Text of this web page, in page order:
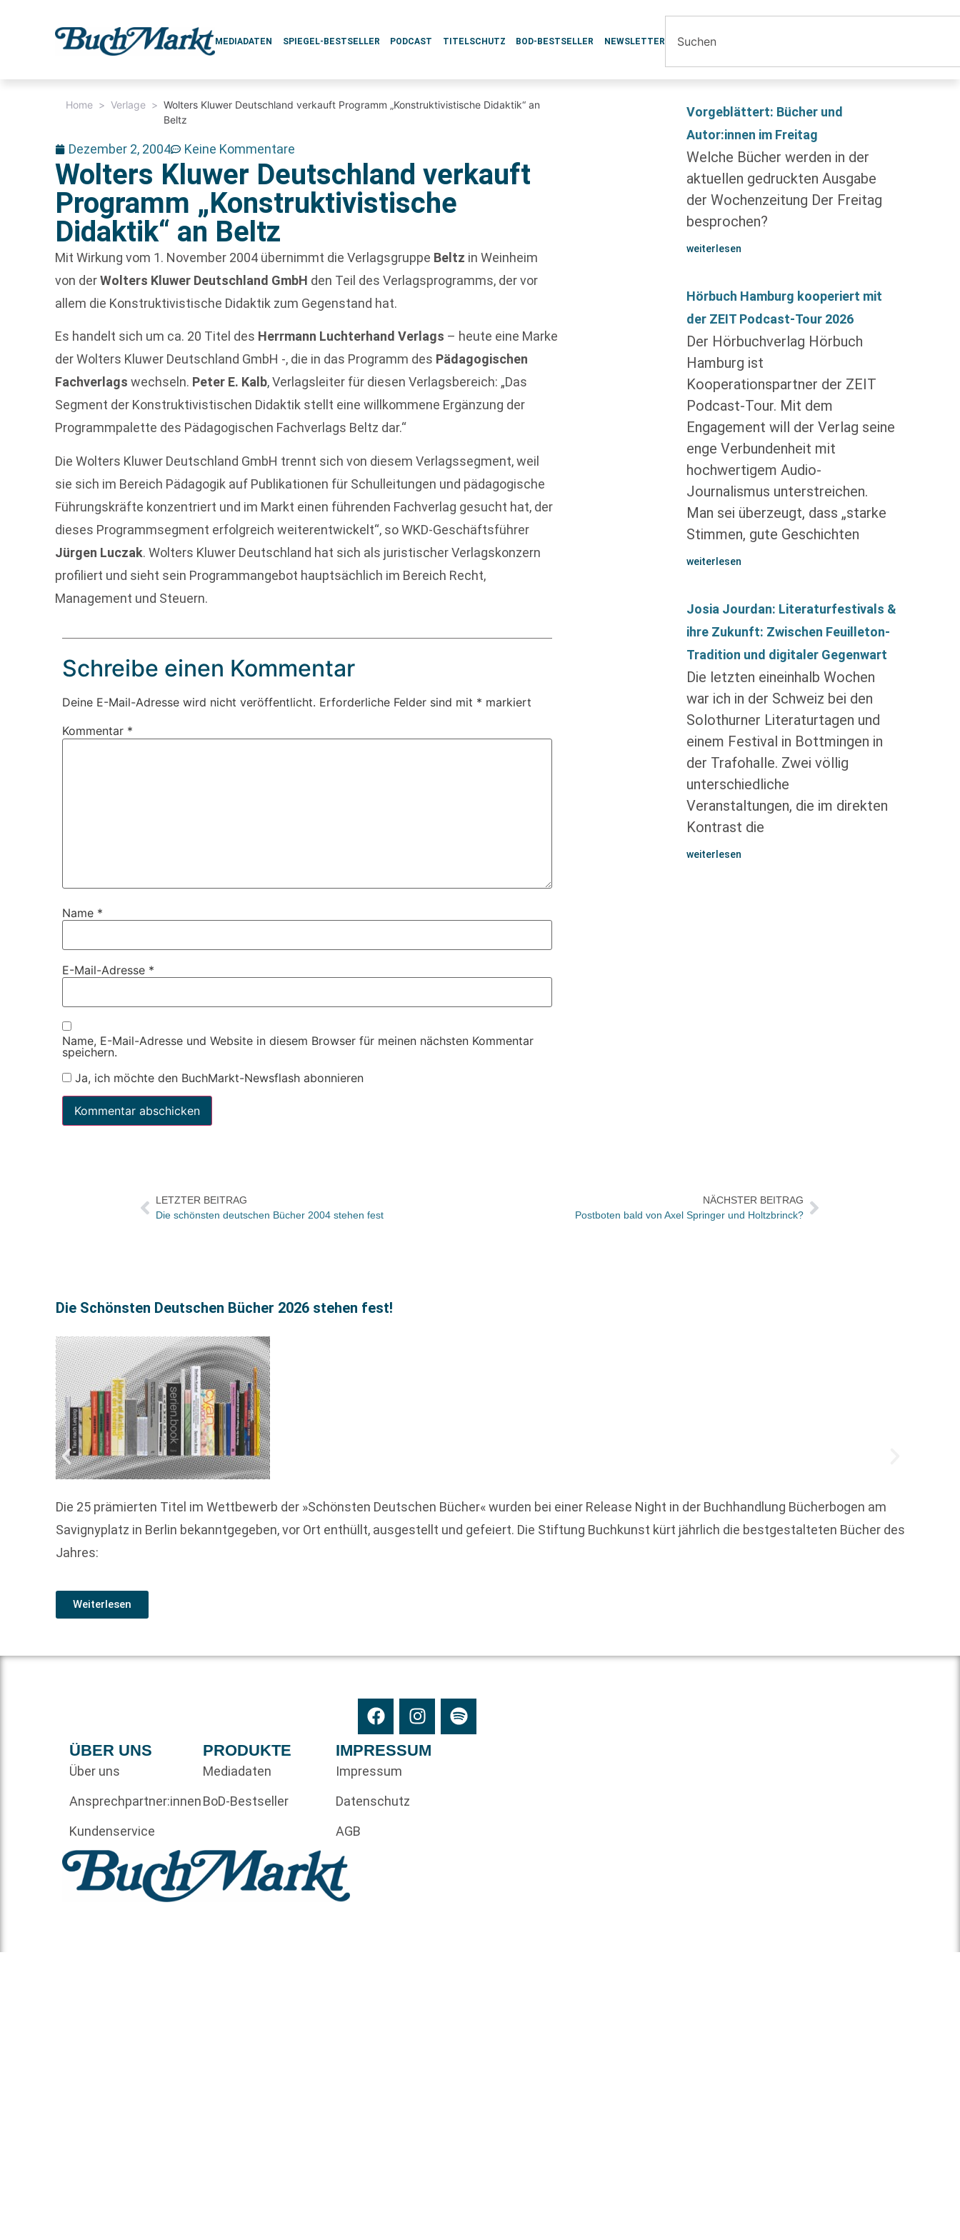
MEDIADATEN SPIEGEL-BESTSELLER PODCAST TITELSCHUTZ BOD-BESTSELLER NEWSLETTER
Home > Verlage > Wolters Kluwer Deutschland verkauft Programm „Konstruktivistische Didaktik“ an
Beltz
Dezember 2, 2004 Keine Kommentare
Wolters Kluwer Deutschland verkauft
Programm „Konstruktivistische
Didaktik“ an Beltz
Mit Wirkung vom 1. November 2004 übernimmt die Verlagsgruppe Beltz in Weinheim
von derWolters Kluwer Deutschland GmbH den Teil des Verlagsprogramms, der vor
allem die Konstruktivistische Didaktik zum Gegenstand hat.
Es handelt sich um ca. 20 Titel des Herrmann Luchterhand Verlags – heute eine Marke
der Wolters Kluwer Deutschland GmbH -, die in das Programm des Pädagogischen
Fachverlagswechseln. Peter E. Kalb, Verlagsleiter für diesen Verlagsbereich: „Das
Segment der Konstruktivistischen Didaktik stellt eine willkommene Ergänzung der
Programmpalette des Pädagogischen Fachverlags Beltz dar.“
Die Wolters Kluwer Deutschland GmbH trennt sich von diesem Verlagssegment, weil
sie sich im Bereich Pädagogik auf Publikationen für Schulleitungen und pädagogische
Führungskräfte konzentriert und im Markt einen führenden Fachverlag gesucht hat, der
dieses Programmsegment erfolgreich weiterentwickelt“, so WKD-Geschäftsführer
Jürgen Luczak. Wolters Kluwer Deutschland hat sich als juristischer Verlagskonzern
profiliert und sieht sein Programmangebot hauptsächlich im Bereich Recht,
Management und Steuern.
Schreibe einen Kommentar
Deine E-Mail-Adresse wird nicht veröffentlicht. Erforderliche Felder sind mit * markiert
Kommentar *
Name *
E-Mail-Adresse *
Name, E-Mail-Adresse und Website in diesem Browser für meinen nächsten Kommentar
speichern.
Ja, ich möchte den BuchMarkt-Newsflash abonnieren
Vorgeblättert: Bücher und
Autor:innen im Freitag
Welche Bücher werden in der
aktuellen gedruckten Ausgabe
der Wochenzeitung Der Freitag
besprochen?
weiterlesen
Hörbuch Hamburg kooperiert mit
der ZEIT Podcast-Tour 2026
Der Hörbuchverlag Hörbuch
Hamburg ist
Kooperationspartner der ZEIT
Podcast-Tour. Mit dem
Engagement will der Verlag seine
enge Verbundenheit mit
hochwertigem Audio-
Journalismus unterstreichen.
Man sei überzeugt, dass „starke
Stimmen, gute Geschichten
weiterlesen
Josia Jourdan: Literaturfestivals &
ihre Zukunft: Zwischen Feuilleton-
Tradition und digitaler Gegenwart
Die letzten eineinhalb Wochen
war ich in der Schweiz bei den
Solothurner Literaturtagen und
einem Festival in Bottmingen in
der Trafohalle. Zwei völlig
unterschiedliche
Veranstaltungen, die im direkten
Kontrast die
weiterlesen
LETZTER BEITRAG
Die schönsten deutschen Bücher 2004 stehen fest
NÄCHSTER BEITRAG
Postboten bald von Axel Springer und Holtzbrinck?
Die Schönsten Deutschen Bücher 2026 stehen fest!
Die 25 prämierten Titel im Wettbewerb der »Schönsten Deutschen Bücher« wurden bei einer Release Night in der Buchhandlung Bücherbogen am
Savignyplatz in Berlin bekanntgegeben, vor Ort enthüllt, ausgestellt und gefeiert. Die Stiftung Buchkunst kürt jährlich die bestgestalteten Bücher des
Jahres:
Weiterlesen
ÜBER UNS
Über uns
Ansprechpartner:innen
Kundenservice
PRODUKTE
Mediadaten
BoD-Bestseller
IMPRESSUM
Impressum
Datenschutz
AGB